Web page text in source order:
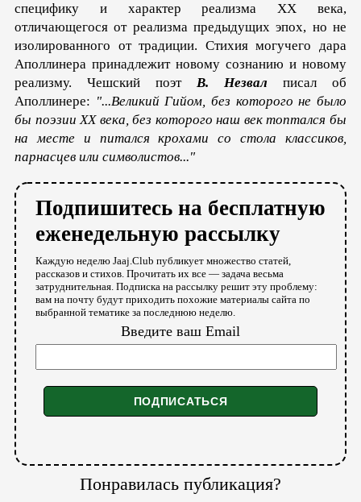
специфику и характер реализма XX века,
отличающегося от реализма предыдущих эпох, но не
изолированного от традиции. Стихия могучего дара
Аполлинера принадлежит новому сознанию и новому
реализму. Чешский поэт В. Незвал писал об
Аполлинере: "...Великий Гийом, без которого не было
бы поэзии XX века, без которого наш век топтался бы
на месте и питался крохами со стола классиков,
парнасцев или символистов..."
Подпишитесь на бесплатную
еженедельную рассылку
Каждую неделю Jaaj.Club публикует множество статей,
рассказов и стихов. Прочитать их все — задача весьма
затруднительная. Подписка на рассылку решит эту проблему:
вам на почту будут приходить похожие материалы сайта по
выбранной тематике за последнюю неделю.
Введите ваш Email
Понравилась публикация?